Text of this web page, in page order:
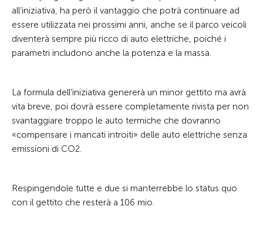
all’iniziativa, ha però il vantaggio che potrà continuare ad
essere utilizzata nei prossimi anni, anche se il parco veicoli
diventerà sempre più ricco di auto elettriche, poiché i
parametri includono anche la potenza e la massa.
La formula dell’iniziativa genererà un minor gettito ma avrà
vita breve, poi dovrà essere completamente rivista per non
svantaggiare troppo le auto termiche che dovranno
«compensare i mancati introiti» delle auto elettriche senza
emissioni di CO2.
Respingendole tutte e due si manterrebbe lo status quo
con il gettito che resterà a 106 mio.